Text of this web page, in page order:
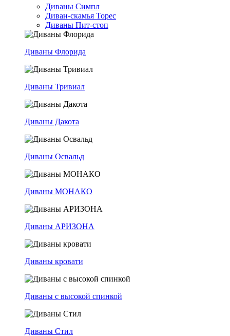
Диваны Симпл
Диван-скамья Торес
Диваны Пит-стоп
Диваны Флорида
Диваны Тривиал
Диваны Дакота
Диваны Освальд
Диваны МОНАКО
Диваны АРИЗОНА
Диваны кровати
Диваны с высокой спинкой
Диваны Стил